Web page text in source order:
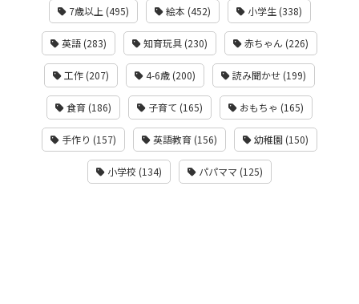
7歳以上 (495) 絵本 (452) 小学生 (338)
英語 (283) 知育玩具 (230) 赤ちゃん (226)
工作 (207) 4-6歳 (200) 読み聞かせ (199)
食育 (186) 子育て (165) おもちゃ (165)
手作り (157) 英語教育 (156) 幼稚園 (150)
小学校 (134) パパママ (125)